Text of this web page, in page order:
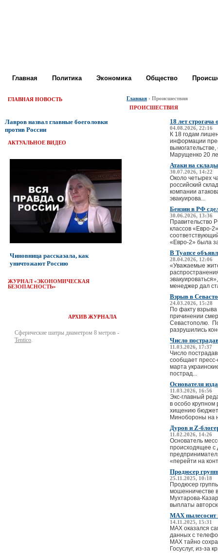
Главная Политика Экономика Общество
ГЛАВНАЯ НОВОСТЬ
Лавров назвал главные боеголовки
против России
АКТУАЛЬНОЕ ВИДЕО
Чиновница рассказала, как
уничтожают Россию
ЖУРНАЛ «ЭКОНОМИЧЕСКАЯ
БЕЗОПАСНОСТЬ»
АРХИВ ЖУРНАЛА
Сферические шатры диаметром 8 метров -
Tentico
Главная › Происшествия
ПРОИСШЕСТВИЯ
18 лет
04.08.2026, 22:16
К 18 годам
информации
Марущенко 20
Атаки на
30.07.2026, 14:22
Около четырех
российский
компании
эвакуирова...
Бензин в РФ
30.06.2026, 13:36
Правительство
классов «Евро-
«Евро-2» была
В Туапсе
28.04.2026, 12:06
«Уважаемые
менеджер дал
Взрыв в
24.03.2026, 15:28
По факту
причинении
Севастополю.
разрушились
Число
11.03.2026, 17:37
Число
сообщает
марта
пострад...
Основателя
11.03.2026, 16:56
Экс-главный
в особо крупном
хищению
Минобороны на
Дуров и Z-
11.02.2026, 14:26
Основатель
происходящее с
«перейти на
Продюсер
25.11.2025, 10:18
Продюсер
мошенничестве
Мухтарова-
выплаты
MAX пылесосит
14.11.2025, 15:31
MAX оказался
данных с
MAX тайно
Госуслуг, из-за